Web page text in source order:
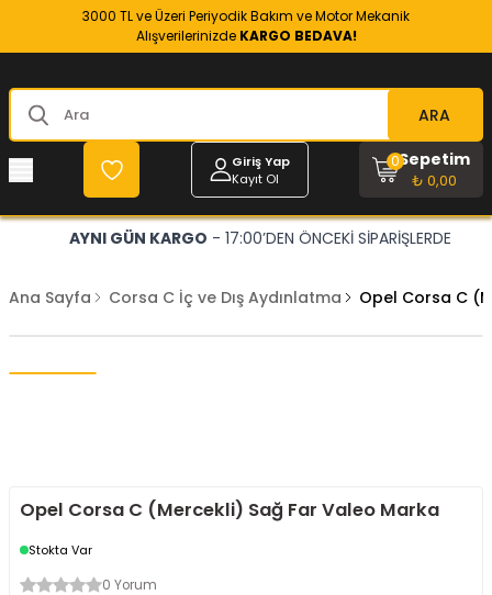
3000 TL ve Üzeri Periyodik Bakım ve Motor Mekanik
Alışverilerinizde KARGO BEDAVA!
ARA
Giriş Yap
Kayıt Ol
Sepetim
₺ 0,00
0
AYNI GÜN KARGO - 17:00’DEN ÖNCEKİ SİPARİŞLERDE
Ana Sayfa Corsa C İç ve Dış Aydınlatma Opel Corsa C
Opel Corsa C (Mercekli) Sağ Far Valeo Marka
Stokta Var
0 Yorum